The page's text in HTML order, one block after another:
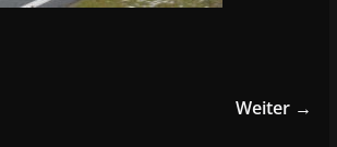
Weiter →